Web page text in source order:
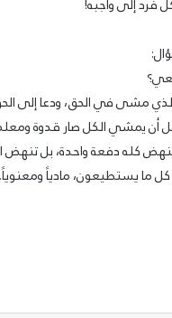
مشى في الحق، ودعا إلى
يمشي الكل صار قدوة
كله دفعة واحدة، بل تنهض
ما يستطيعون، مادياً ومعنوياً.